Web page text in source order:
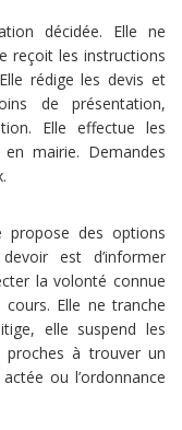
décidée. Elle ne
reçoit les instructions
rédige les devis et
de présentation,
Elle effectue les
mairie. Demandes
propose des options
est d’informer
la volonté connue
Elle ne tranche
elle suspend les
proches à trouver un
ou l’ordonnance